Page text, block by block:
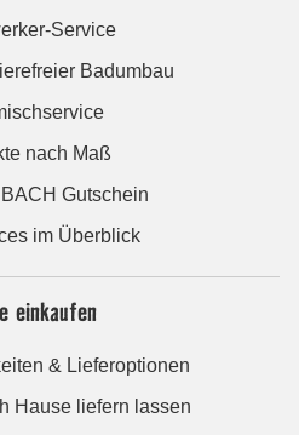
Service
Badumbau
nach Maß
Gutschein
im Überblick
einkaufen
& Lieferoptionen
Hause liefern lassen